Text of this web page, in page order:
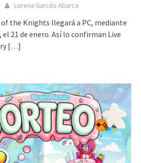
Lorena Garcés Abarca
of the Knights llegará a PC, mediante
21 de enero. Así lo confirman Live
[…]